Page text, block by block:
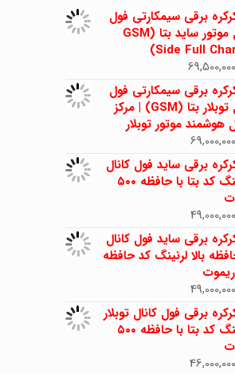
برقی سیمکارتی فول
کانال موتور ساید بتا (GSM
Side Full
69,500,000
برقی سیمکارتی فول
کانال توبلار بتا (GSM) | مرکز
هوشمند موتور توبلار
69,000,000
برقی ساید فول کانال
هاپینگ کد بتا با حافظه ۵۰۰
49,000,000
برقی ساید فول کانال
بالا لرنینگ کد حافظه
49,000,000
برقی فول کانال توبلار
هاپینگ کد بتا با حافظه ۵۰۰
46,000,000